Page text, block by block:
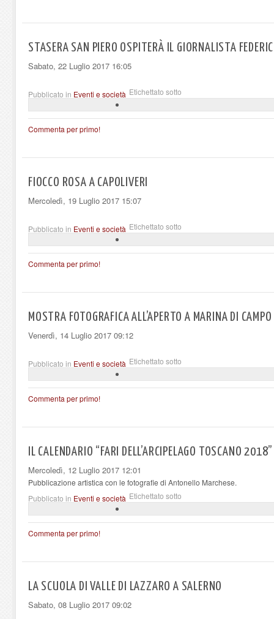
STASERA SAN PIERO OSPITERÀ IL GIORNALISTA
Sabato, 22 Luglio 2017 16:05
Pubblicato in Eventi e società Etichettato sotto
Commenta per primo!
FIOCCO ROSA A CAPOLIVERI
Mercoledì, 19 Luglio 2017 15:07
Pubblicato in Eventi e società Etichettato sotto
Commenta per primo!
MOSTRA FOTOGRAFICA ALL’APERTO A MARINA DI CAMPO
Venerdì, 14 Luglio 2017 09:12
Pubblicato in Eventi e società Etichettato sotto
Commenta per primo!
IL CALENDARIO “FARI DELL’ARCIPELAGO TOSCANO 2018”
Mercoledì, 12 Luglio 2017 12:01
Pubblicazione artistica con le fotografie di Antonello Marchese.
Pubblicato in Eventi e società Etichettato sotto
Commenta per primo!
LA SCUOLA DI VALLE DI LAZZARO A SALERNO
Sabato, 08 Luglio 2017 09:02